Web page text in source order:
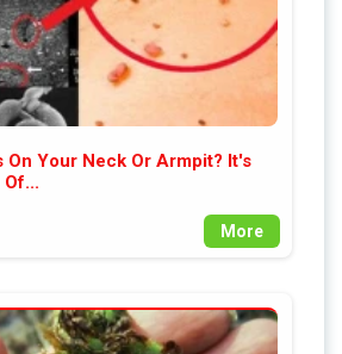
On Your Neck Or Armpit? It's
More